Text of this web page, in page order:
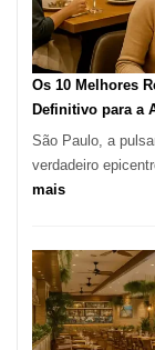
Os 10 Melhores
Definitivo para a
São Paulo, a
verdadeiro
mais:
Melhores
Restaurantes
em
São